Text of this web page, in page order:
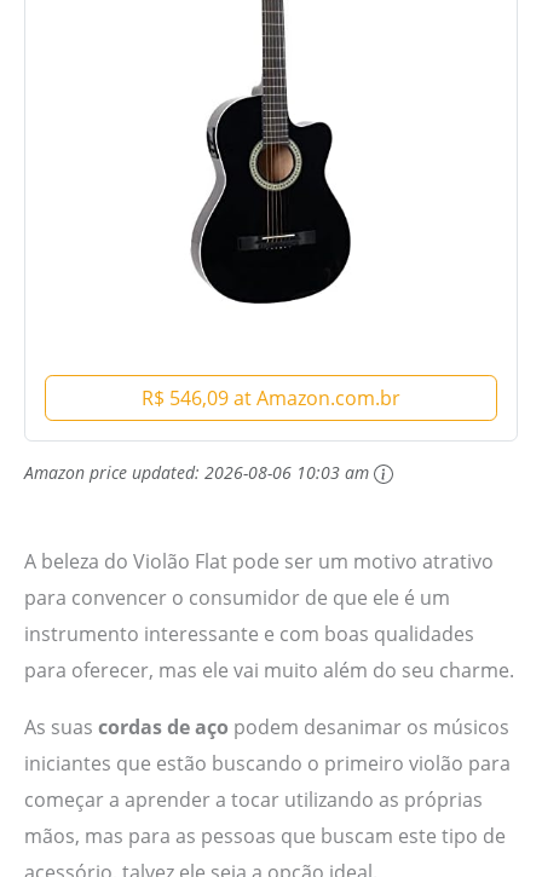
R$ 546,09 at Amazon.com.br
Amazon price updated: 2026-08-06 10:03 am
A beleza do Violão Flat pode ser um motivo atrativo
para convencer o consumidor de que ele é um
instrumento interessante e com boas qualidades
para oferecer, mas ele vai muito além do seu charme.
As suas cordas de aço podem desanimar os músicos
iniciantes que estão buscando o primeiro violão para
começar a aprender a tocar utilizando as próprias
mãos, mas para as pessoas que buscam este tipo de
acessório, talvez ele seja a opção ideal.